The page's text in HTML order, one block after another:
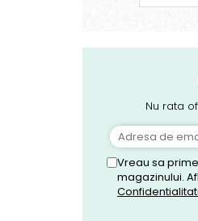
Nu rata
Vreau sa
magazinului.